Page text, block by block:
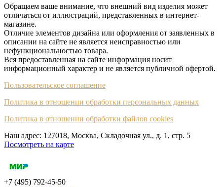
Обращаем ваше внимание, что внешний вид изделия может
отличаться от иллюстраций, представленных в интернет-
магазине.
Отличие элементов дизайна или оформления от заявленных в
описании на сайте не является неисправностью или
нефункциональностью товара.
Вся предоставленная на сайте информация носит
информационный характер и не является публичной офертой.
Пользовательское соглашение
Политика в отношении обработки персональных данных
Политика в отношении обработки файлов cookies
Наш адрес: 127018, Москва, Складочная ул., д. 1, cтр. 5
Посмотреть на карте
+7 (495) 792-45-50